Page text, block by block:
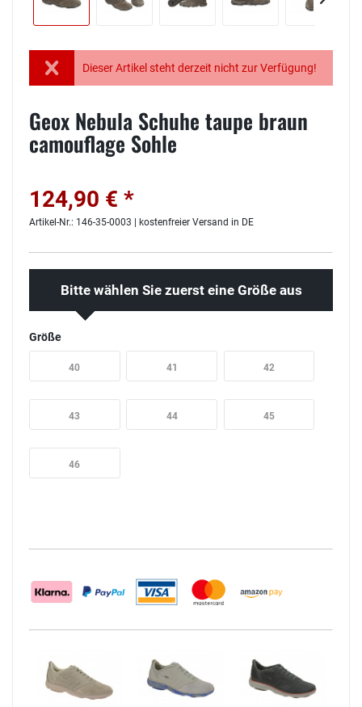
Dieser Artikel steht derzeit nicht zur Verfügung!
Geox Nebula Schuhe taupe braun
camouflage Sohle
124,90 € *
Artikel-Nr.: 146-35-0003 | kostenfreier Versand in DE
Bitte wählen Sie zuerst eine Größe aus
Größe
40 41 42
43 44 45
46